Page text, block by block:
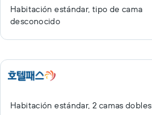
Habitación estándar, tipo de cama
desconocido
Habitación estándar, 2 camas dobles